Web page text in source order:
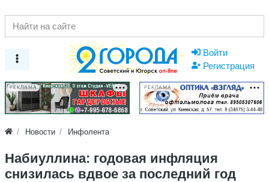
Войти
Регистрация
РЕКЛАМА РЕКЛАМА
Новости Инфолента
Набиуллина: годовая инфляция
снизилась вдвое за последний год